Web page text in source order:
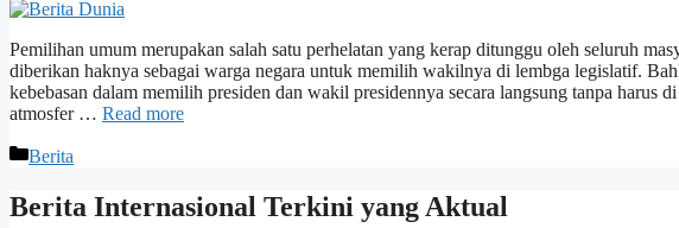
Pemilihan umum merupakan salah satu perhelatan yang kerap ditunggu oleh seluruh
diberikan haknya sebagai warga negara untuk memilih wakilnya di lembga legislatif.
kebebasan dalam memilih presiden dan wakil presidennya secara langsung tanpa
atmosfer … Read more
Categories
Berita
Berita Internasional Terkini yang Aktual